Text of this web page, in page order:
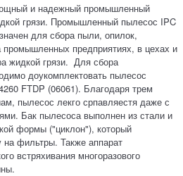
и надежный промышленный
грязи. Промышленный пылесос IPC
для сбора пыли, опилок,
промышленных предприятиях, в цехах и
жидкой грязи. Для сбора
доукомплектовать пылесос
FTDP (06061). Благодаря трем
пылесос лекго српавляестя даже с
Бак пылесоса выполнен из стали и
формы ("циклон"), который
на фильтры. Также аппарат
встряхивания многоразового